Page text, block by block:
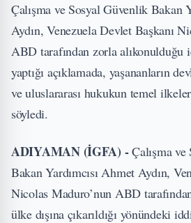
Çalışma ve Sosyal Güvenlik Bakan
Aydın, Venezuela Devlet Başkanı
ABD tarafından zorla alıkonulduğu
yaptığı açıklamada, yaşananların
ve uluslararası hukukun temel
söyledi.
ADIYAMAN (İGFA) -Çalışma
Bakan Yardımcısı Ahmet Aydın,
Nicolas Maduro’nun ABD
ülke dışına çıkarıldığı yönündeki